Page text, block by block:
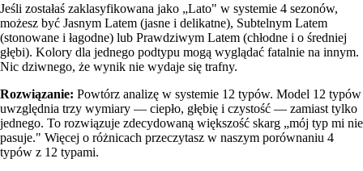
Jeśli zostałaś zaklasyfikowana jako „Lato" w systemie 4 sezonów,
możesz być Jasnym Latem (jasne i delikatne), Subtelnym Latem
(stonowane i łagodne) lub Prawdziwym Latem (chłodne i o średniej
głębi). Kolory dla jednego podtypu mogą wyglądać fatalnie na innym.
Nic dziwnego, że wynik nie wydaje się trafny.
Rozwiązanie: Powtórz analizę w systemie 12 typów. Model 12 typów
uwzględnia trzy wymiary — ciepło, głębię i czystość — zamiast tylko
jednego. To rozwiązuje zdecydowaną większość skarg „mój typ mi nie
pasuje." Więcej o różnicach przeczytasz w naszym porównaniu 4
typów z 12 typami.